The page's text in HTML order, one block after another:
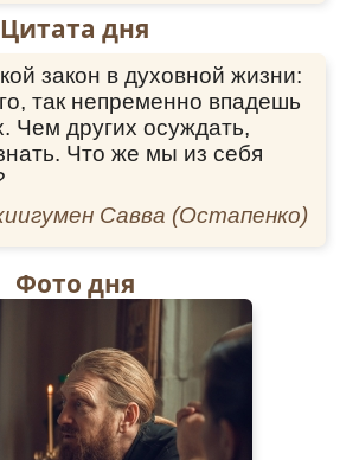
Цитата дня
закон в духовной жизни:
так непременно впадешь
Чем других осуждать,
Что же мы из себя
Савва (Остапенко)
Фото дня